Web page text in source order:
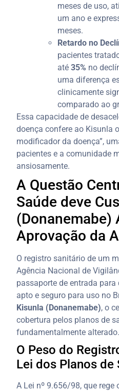
meses de uso,
um ano e
meses.
Retardo no
pacientes
até35% no
uma diferença
clinicamente
comparado ao
Essa capacidade de
doença confere ao Kisunla
modificador da doença”,
pacientes e a comunidade
ansiosamente.
A Questão
Saúde deve
(Donanemabe)
Aprovação da
O registro sanitário de um
Agência Nacional de
passaporte de entrada
apto e seguro para uso no
Kisunla (Donanemabe), o
cobertura pelos planos de
fundamentalmente alterado.
O Peso do
Lei dos Planos de
A Lei nº 9.656/98, que rege